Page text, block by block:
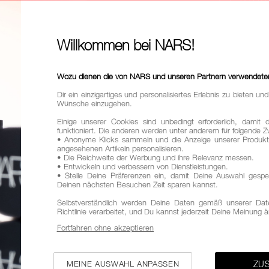
Dieser
strahlenden
*Basierend
ALLE
Willkommen bei NARS!
Wozu dienen die von NARS und unseren Partnern
Dir ein einzigartiges und personalisiertes Erlebnis zu bieten
Wünsche einzugehen.
Einige unserer Cookies sind unbedingt erforderlich, damit
funktioniert. Die anderen werden unter anderem für folgende
• Anonyme Klicks sammeln und die Anzeige unserer
angesehenen Artikeln personalisieren.
• Die Reichweite der Werbung und ihre Relevanz messen.
• Entwickeln und verbessern von Dienstleistungen.
• Stelle Deine Präferenzen ein, damit Deine Auswahl
Deinen nächsten Besuchen Zeit sparen kannst.
Selbstverständlich werden Deine Daten gemäß unserer
Richtlinie verarbeitet, und Du kannst jederzeit Deine Meinung
MEINE AUSWAHL ANPASSEN
Fortfahren ohne akzeptieren